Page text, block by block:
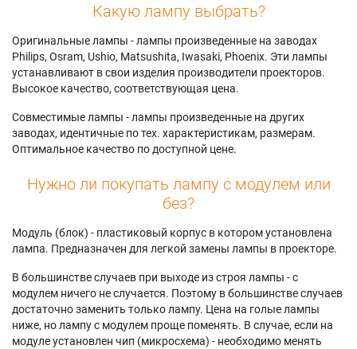
Какую лампу выбрать?
Оригинальные лампы - лампы произведенные на заводах
Philips, Osram, Ushio, Matsushita, Iwasaki, Phoenix. Эти лампы
устанавливают в свои изделия производители проекторов.
Высокое качество, соответствующая цена.
Совместимые лампы - лампы произведенные на других
заводах, идентичные по тех. характеристикам, размерам.
Оптимальное качество по доступной цене.
Нужно ли покупать лампу с модулем или
без?
Модуль (блок) - пластиковый корпус в котором установлена
лампа. Предназначен для легкой замены лампы в проекторе.
В большинстве случаев при выходе из строя лампы - с
модулем ничего не случается. Поэтому в большинстве случаев
достаточно заменить только лампу. Цена на голые лампы
ниже, но лампу с модулем проще поменять. В случае, если на
модуле установлен чип (микросхема) - необходимо менять